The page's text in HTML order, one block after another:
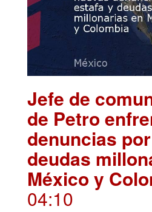
Jefe de
de Petro
denuncias
deudas
México y
04:10